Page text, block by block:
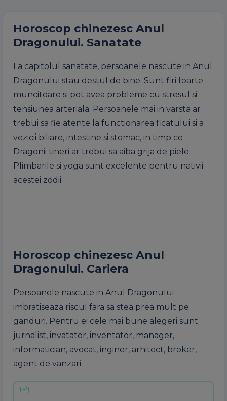
Horoscop chinezesc Anul
Dragonului. Sanatate
La capitolul sanatate, persoanele nascute in Anul
Dragonului stau destul de bine. Sunt firi foarte
muncitoare si pot avea probleme cu stresul si
tensiunea arteriala. Persoanele mai in varsta ar
trebui sa fie atente la functionarea ficatului si a
vezicii biliare, intestine si stomac, in timp ce
Dragonii tineri ar trebui sa aiba grija de piele.
Plimbarile si yoga sunt excelente pentru nativii
acestei zodii.
Horoscop chinezesc Anul
Dragonului. Cariera
Persoanele nascute in Anul Dragonului
imbratiseaza riscul fara sa stea prea mult pe
ganduri. Pentru ei cele mai bune alegeri sunt
jurnalist, invatator, inventator, manager,
informatician, avocat, inginer, arhitect, broker,
agent de vanzari.